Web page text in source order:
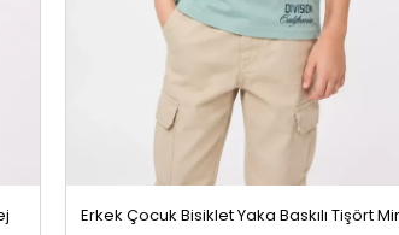
Erkek Çocuk Bisiklet Yaka Baskılı Tişört Mint
159,99 TL